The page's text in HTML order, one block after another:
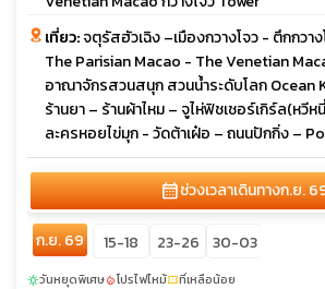
เที่ยว:จตุรัสฮัวเฉิง –เมืองกวางโจว - ตึกกวาง
The Parisian Macao - The Venetian
อาณาจักรสวนสนุก สวนน้ำระดับโลก Ocean
ร้านยา – ร้านผ้าไหม – จูไห่ฟิชเชอร์เกิร์ล(หวี
ละครหอยไข่มุก - วัดต้าเฝ๋อ – ถนนปักกิ่ง –
calendar_monthช่วงเวลาเดินทางก.ย.
ก.ย. 69 15-18 23-26 30-03
sunnyวันหยุดพิเศษlocal_fire_departmentโปรไฟไหม้confirmation_numberที่เหลือน้อย